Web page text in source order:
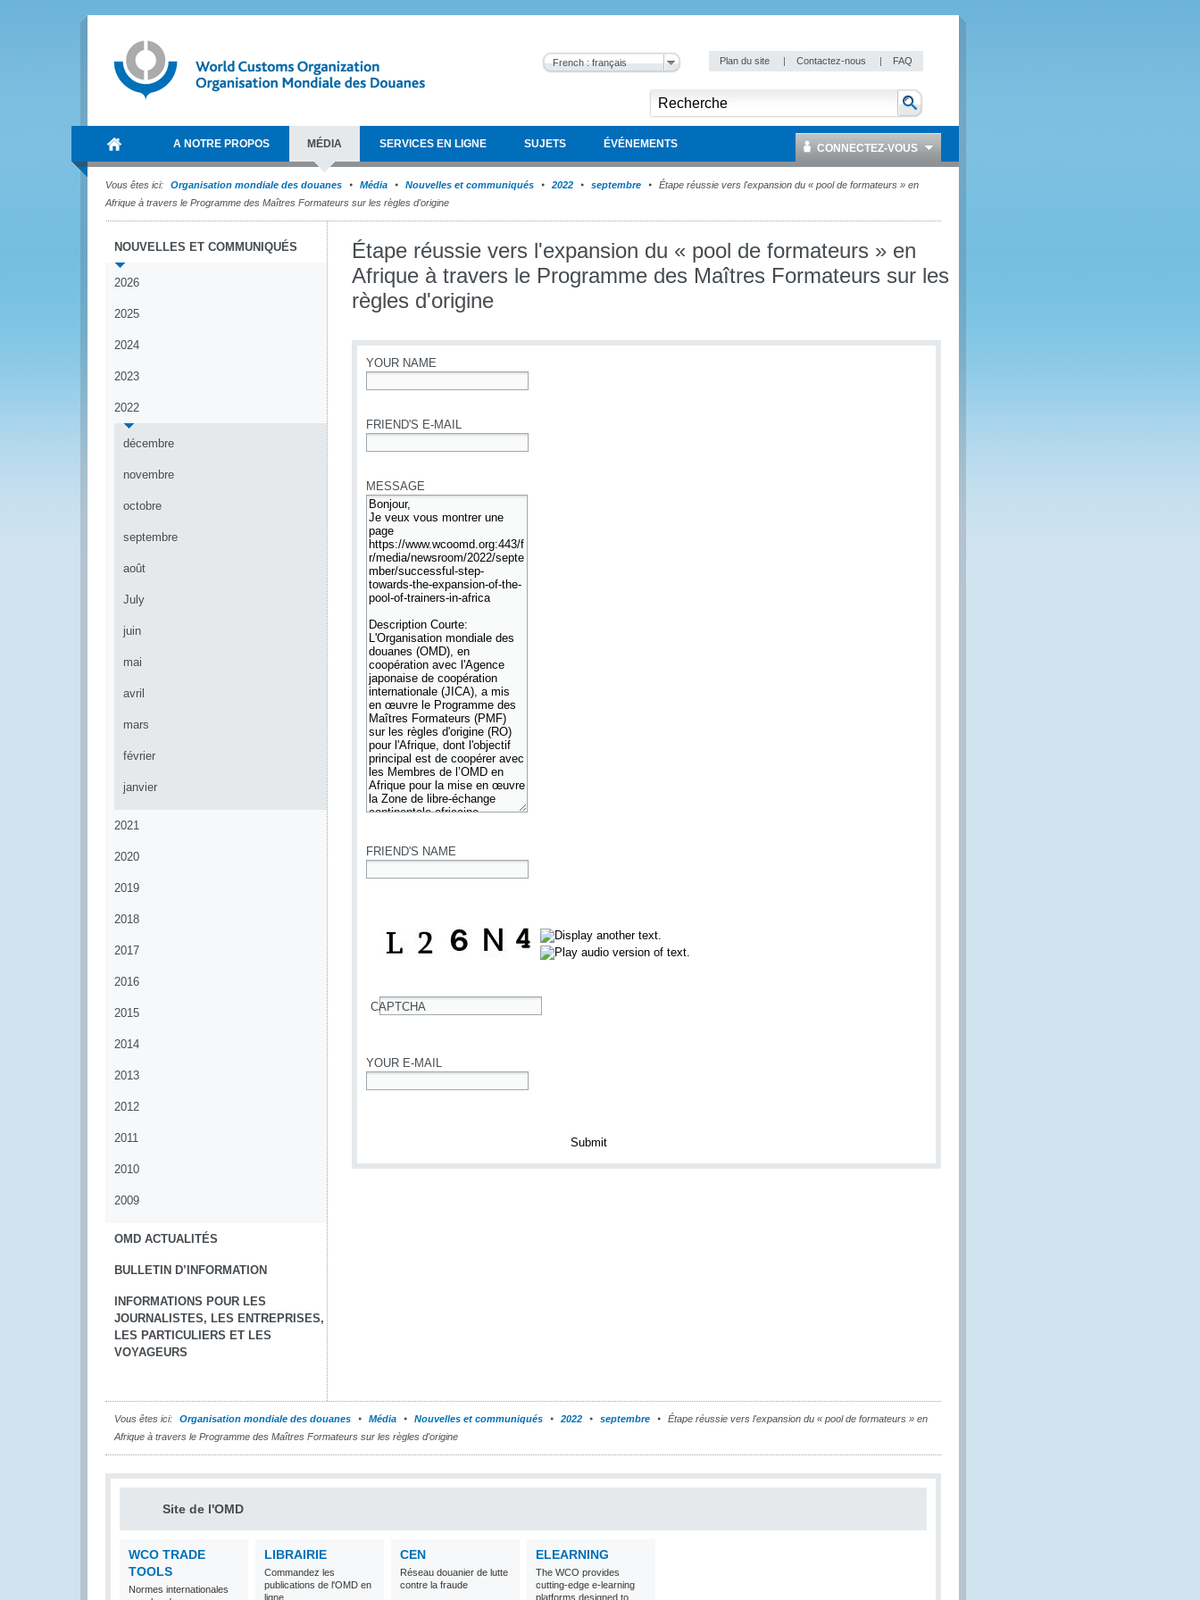
French : français Plan du site | Contactez-nous | FAQ
A NOTRE PROPOS MÉDIA SERVICES EN LIGNE SUJETS ÉVÉNEMENTS CONNECTEZ-VOUS
Vous êtes ici: Organisation mondiale des douanes Média Nouvelles et communiqués 2022 septembre
Étape réussie vers l'expansion du « pool de formateurs » en
Afrique à travers le Programme des Maîtres Formateurs sur les règles d'origine
NOUVELLES ET COMMUNIQUÉS
2026
2025
2024
2023
2022
décembre
novembre
octobre
septembre
août
July
juin
mai
avril
mars
février
janvier
2021
2020
2019
2018
2017
2016
2015
2014
2013
2012
2011
2010
2009
OMD ACTUALITÉS
BULLETIN D’INFORMATION
INFORMATIONS POUR LES
JOURNALISTES, LES ENTREPRISES,
LES PARTICULIERS ET LES
VOYAGEURS
Étape réussie vers l'expansion du « pool de formateurs » en
Afrique à travers le Programme des Maîtres Formateurs sur les
règles d'origine
YOUR NAME
FRIEND'S E-MAIL
MESSAGE
FRIEND'S NAME
CAPTCHA
YOUR E-MAIL
Vous êtes ici: Organisation mondiale des douanes Média Nouvelles et communiqués 2022 septembre
Étape réussie vers l'expansion du « pool de formateurs » en
Afrique à travers le Programme des Maîtres Formateurs sur les règles d'origine
Site de l'OMD
WCO TRADE
TOOLS
Normes internationales
LIBRAIRIE
Commandez les
publications de l'OMD en
ligne
CEN
Réseau douanier de lutte
contre la fraude
ELEARNING
The WCO provides
cutting-edge e-learning
platforms designed to